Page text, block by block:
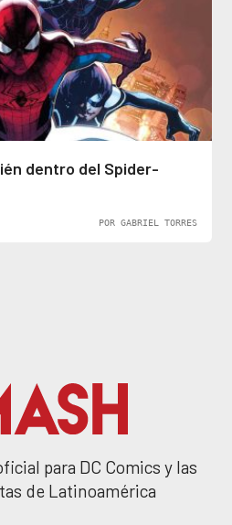
dentro del Spider-
POR GABRIEL TORRES
para DC Comics y las
de Latinoamérica